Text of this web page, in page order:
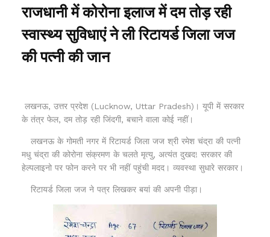
राजधानी में कोरोना इलाज में दम तोड़ रही
स्वास्थ्य सुविधाएं ने ली रिटायर्ड जिला जज
की पत्नी की जान
लखनऊ, उत्तर प्रदेश (Lucknow, Uttar Pradesh)। यूपी में सरकार
के तंत्र फेल, दम तोड़ रही जिंदगी, बचाने वाला कोई नहीं।
लखनऊ के गोमती नगर में रिटायर्ड जिला जज श्री रमेश चंद्रा की पत्नी
मधु चंद्रा की कोरोना संक्रमण के चलते मृत्यु, अत्यंत दुखद! सरकार की
हेल्पलाइनो पर फोन करने पर भी नहीं पहुंची मदद। व्यवस्था सुधारे सरकार।
रिटायर्ड जिला जज ने पत्र लिखकर बयां की अपनी पीड़ा।